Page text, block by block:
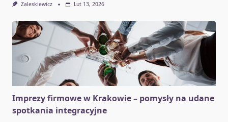
Zaleskiewicz Lut 13, 2026
Imprezy firmowe w Krakowie – pomysły na udane
spotkania integracyjne